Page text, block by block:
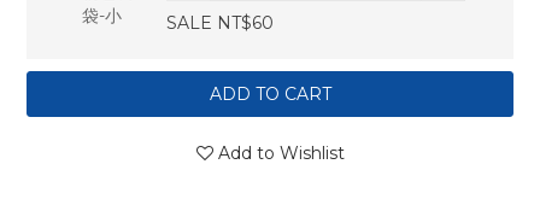
SALE NT$60
ADD TO CART
Add to Wishlist